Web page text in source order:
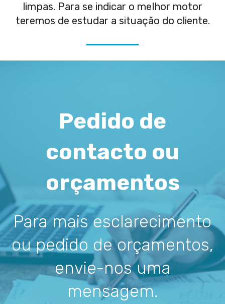
limpas. Para se indicar o melhor motor
teremos de estudar a situação do cliente.
Pedido de
contacto ou
orçamentos
Para mais esclarecimento
ou pedido de orçamentos,
envie-nos uma
mensagem.